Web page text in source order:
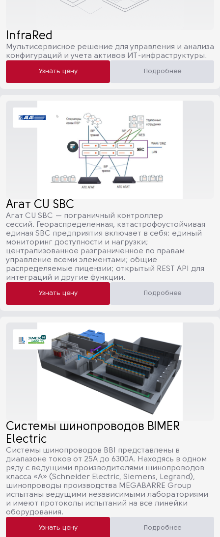
InfraRed
Мультисервисное решение для управления и анализа
конфигураций и учета активов ИТ-инфраструктуры.
Узнать цену Подробнее
Агат CU SBC
Агат CU SBC — пограничный контроллер
сессий. Геораспределенная, катастрофоустойчивая
единая SBC предприятия включает в себя: единый
мониторинг доступности и нагрузки;
централизованное разграниченное по правам
управление всеми элементами; общие
распределяемые лицензии; открытый REST API для
интеграций и другие функции.
Узнать цену Подробнее
Системы шинопроводов BIMER
Electric
Системы шинопроводов BBI представлены в
диапазоне токов от 25А до 6300А. Находясь в одном
ряду с ведущими производителями шинопроводов
класса «А» (Schneider Electric, Siemens, Legrand),
шинопроводы производства MEGABARRE Group
испытаны ведущими независимыми лабораториями
и имеют протоколы испытаний на все линейки
оборудования.
Узнать цену Подробнее